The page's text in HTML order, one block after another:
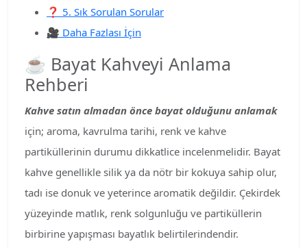
❓ 5. Sık Sorulan Sorular
🎥 Daha Fazlası İçin
☕ Bayat Kahveyi Anlama
Rehberi
Kahve satın almadan önce bayat olduğunu anlamak
için; aroma, kavrulma tarihi, renk ve kahve
partiküllerinin durumu dikkatlice incelenmelidir. Bayat
kahve genellikle silik ya da nötr bir kokuya sahip olur,
tadı ise donuk ve yeterince aromatik değildir. Çekirdek
yüzeyinde matlık, renk solgunluğu ve partiküllerin
birbirine yapışması bayatlık belirtilerindendir.